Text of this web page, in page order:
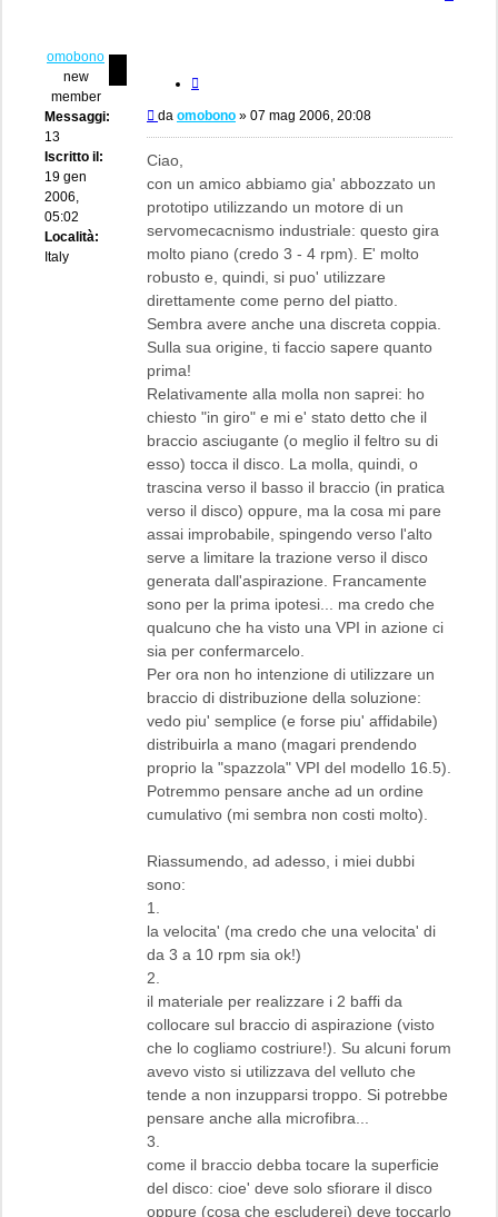
omobono
new
member
Messaggi:
13
Iscritto il:
19 gen
2006,
05:02
Località:
Italy
Messaggio
da omobono » 07 mag 2006, 20:08
Ciao,
con un amico abbiamo gia' abbozzato un
prototipo utilizzando un motore di un
servomecacnismo industriale: questo gira
molto piano (credo 3 - 4 rpm). E' molto
robusto e, quindi, si puo' utilizzare
direttamente come perno del piatto.
Sembra avere anche una discreta coppia.
Sulla sua origine, ti faccio sapere quanto
prima!
Relativamente alla molla non saprei: ho
chiesto "in giro" e mi e' stato detto che il
braccio asciugante (o meglio il feltro su di
esso) tocca il disco. La molla, quindi, o
trascina verso il basso il braccio (in pratica
verso il disco) oppure, ma la cosa mi pare
assai improbabile, spingendo verso l'alto
serve a limitare la trazione verso il disco
generata dall'aspirazione. Francamente
sono per la prima ipotesi... ma credo che
qualcuno che ha visto una VPI in azione ci
sia per confermarcelo.
Per ora non ho intenzione di utilizzare un
braccio di distribuzione della soluzione:
vedo piu' semplice (e forse piu' affidabile)
distribuirla a mano (magari prendendo
proprio la "spazzola" VPI del modello 16.5).
Potremmo pensare anche ad un ordine
cumulativo (mi sembra non costi molto).
Riassumendo, ad adesso, i miei dubbi
sono:
1.
la velocita' (ma credo che una velocita' di
da 3 a 10 rpm sia ok!)
2.
il materiale per realizzare i 2 baffi da
collocare sul braccio di aspirazione (visto
che lo cogliamo costriure!). Su alcuni forum
avevo visto si utilizzava del velluto che
tende a non inzupparsi troppo. Si potrebbe
pensare anche alla microfibra...
3.
come il braccio debba tocare la superficie
del disco: cioe' deve solo sfiorare il disco
oppure (cosa che escluderei) deve toccarlo